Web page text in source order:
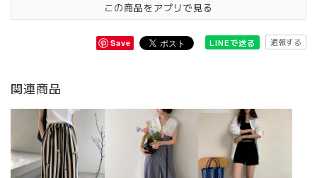
この商品をアプリで見る
Save LINEで送る 通報する
関連商品